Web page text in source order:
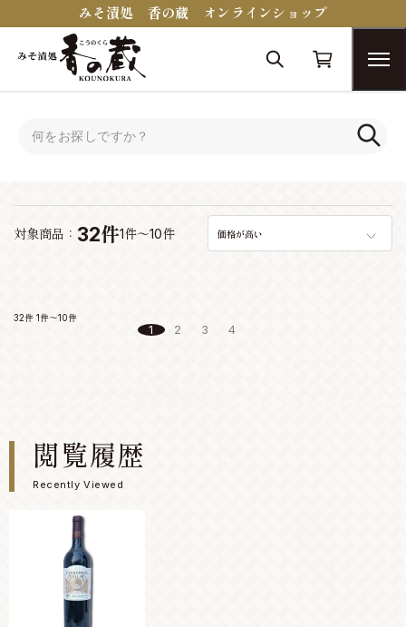
みそ漬処 香の蔵 オンラインショップ
対象商品： 32件1件～10件 価格が高い
32件 1件～10件
1 2 3 4
閲覧履歴
Recently Viewed